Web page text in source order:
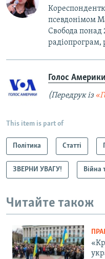
псевдонімом
Свобода понад
радіопрограм,
Голос Америки
(Передрук із
This item is part of
Політика Статті
ЗВЕРНИ УВАГУ! Війна
Читайте також